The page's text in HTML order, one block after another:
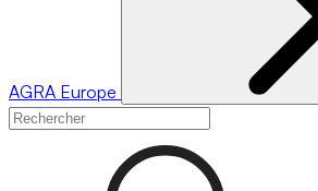
AGRA Europe